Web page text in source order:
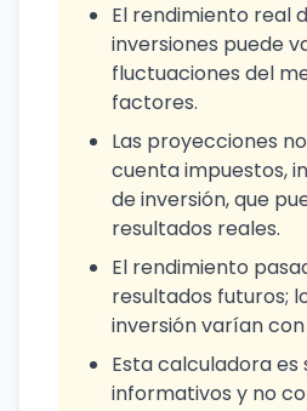
El rendimiento real
inversiones puede
fluctuaciones del
factores.
Las proyecciones
cuenta impuestos,
de inversión, que
resultados reales.
El rendimiento
resultados futuros;
inversión varían
Esta calculadora es
informativos y no